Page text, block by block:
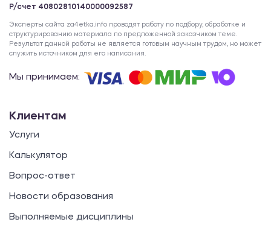
Р/счет 40802810140000092587
Эксперты сайта za4etka.info проводят работу по подбору, обработке и
структурированию материала по предложенной заказчиком теме.
Результат данной работы не является готовым научным трудом, но может
служить источником для его написания.
Мы принимаем:
Клиентам
Услуги
Калькулятор
Вопрос-ответ
Новости образования
Выполняемые дисциплины